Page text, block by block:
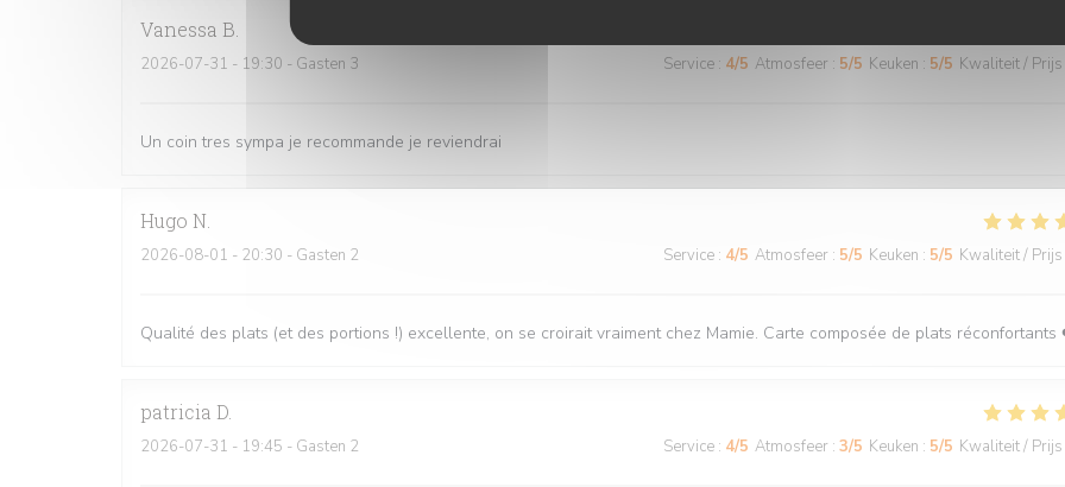
Vanessa B
2026-07-31 - 19:30 - Gasten 3 Service : 4/5 Atmosfeer : 5/5 Keuken : 5/5 Kwaliteit / Prijs
Un coin tres sympa je recommande je reviendrai
Hugo N
2026-08-01 - 20:30 - Gasten 2 Service : 4/5 Atmosfeer : 5/5 Keuken : 5/5 Kwaliteit / Prijs
Qualité des plats (et des portions !) excellente, on se croirait vraiment chez Mamie. Carte composée de plats
patricia D
2026-07-31 - 19:45 - Gasten 2 Service : 4/5 Atmosfeer : 3/5 Keuken : 5/5 Kwaliteit / Prijs